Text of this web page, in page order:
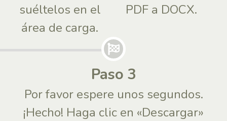
suéltelos en el
área de carga.
PDF a DOCX.
Paso 3
Por favor espere unos segundos.
¡Hecho! Haga clic en «Descargar»